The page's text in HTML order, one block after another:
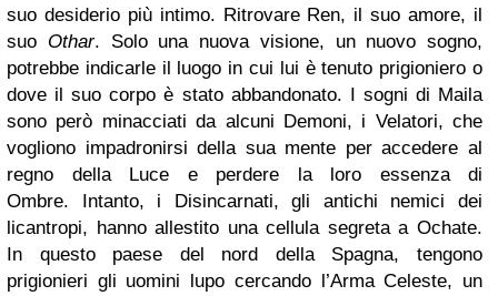
suo desiderio più intimo. Ritrovare Ren, il suo amore, il
suo Othar. Solo una nuova visione, un nuovo sogno,
potrebbe indicarle il luogo in cui lui è tenuto prigioniero o
dove il suo corpo è stato abbandonato. I sogni di Maila
sono però minacciati da alcuni Demoni, i Velatori, che
vogliono impadronirsi della sua mente per accedere al
regno della Luce e perdere la loro essenza di
Ombre. Intanto, i Disincarnati, gli antichi nemici dei
licantropi, hanno allestito una cellula segreta a Ochate.
In questo paese del nord della Spagna, tengono
prigionieri gli uomini lupo cercando l’Arma Celeste, un